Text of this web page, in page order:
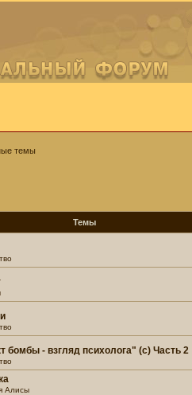
темы
Темы
бомбы - взгляд психолога" (c) Часть 2
Алисы